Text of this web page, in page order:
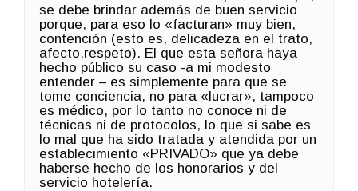
se debe brindar además de buen servicio
porque, para eso lo «facturan» muy bien,
contención (esto es, delicadeza en el trato,
afecto,respeto). El que esta señora haya
hecho público su caso -a mi modesto
entender – es simplemente para que se
tome conciencia, no para «lucrar», tampoco
es médico, por lo tanto no conoce ni de
técnicas ni de protocolos, lo que si sabe es
lo mal que ha sido tratada y atendida por un
establecimiento «PRIVADO» que ya debe
haberse hecho de los honorarios y del
servicio hotelería.